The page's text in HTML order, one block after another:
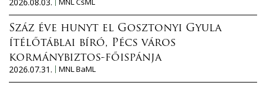
Száz éve hunyt el Gosztonyi Gyula
ítélőtáblai bíró, Pécs város
kormánybiztos-főispánja
2026.07.31.
MNL BaML